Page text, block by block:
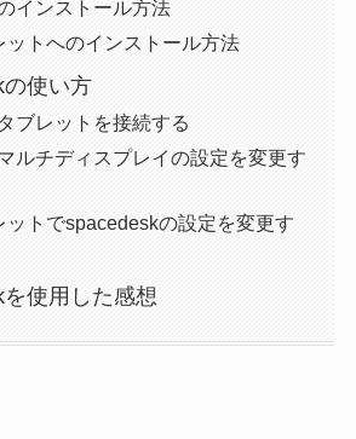
インストール方法
ットへのインストール方法
使い方
ブレットを接続する
ルチディスプレイの設定を変更す
ットでspacedeskの設定を変更す
使用した感想